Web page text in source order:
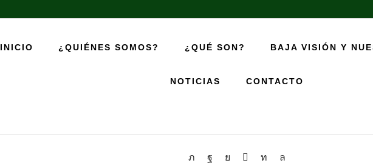
INICIO ¿QUIÉNES SOMOS? ¿QUÉ SON? BAJA VISIÓN Y
NOTICIAS CONTACTO
Familia Fernandez